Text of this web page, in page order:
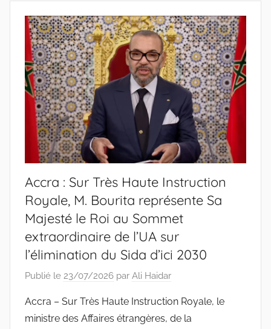
Accra : Sur Très Haute Instruction
Royale, M. Bourita représente Sa
Majesté le Roi au Sommet
extraordinaire de l’UA sur
l’élimination du Sida d’ici 2030
Publié le 23/07/2026 par Ali Haidar
Accra – Sur Très Haute Instruction Royale, le
ministre des Affaires étrangères, de la